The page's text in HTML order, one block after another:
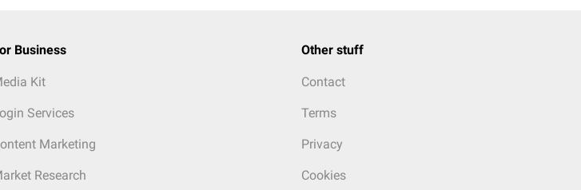
Business
Kit
Services
Marketing
Research
Other stuff
Contact
Terms
Privacy
Cookies